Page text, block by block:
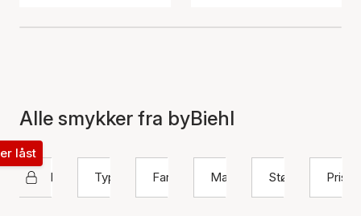
Alle smykker fra byBiehl
byBiehl
låst
Type
Farve Materiale Størrelse Pris